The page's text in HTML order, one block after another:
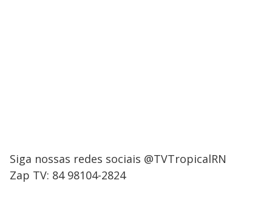
Siga nossas redes sociais @TVTropicalRN
Zap TV: 84 98104-2824